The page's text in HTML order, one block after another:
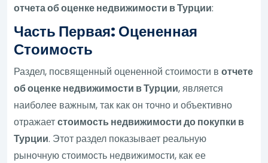
отчета об оценке недвижимости в Турции:
Часть Первая: Оцененная
Стоимость
Раздел, посвященный оцененной стоимости вотчете
об оценке недвижимости в Турции, является
наиболее важным, так как он точно и объективно
отражаетстоимость недвижимости до покупки в
Турции. Этот раздел показывает реальную
рыночную стоимость недвижимости, как ее